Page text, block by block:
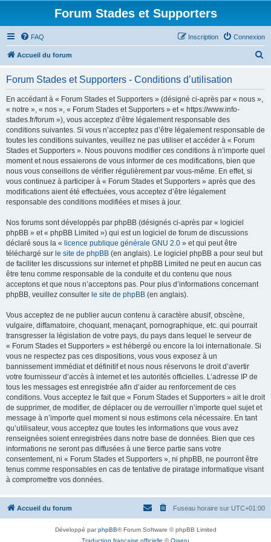
Forum Stades et Supporters
FAQ Connexion
Inscription
Accueil du forum
Forum Stades et Supporters - Conditions d’utilisation
En accédant à « Forum Stades et Supporters » (désigné ci-après par « nous »,
« notre », « nos », « Forum Stades et Supporters » et « https://www.info-
stades.fr/forum »), vous acceptez d’être légalement responsable des
conditions suivantes. Si vous n’acceptez pas d’être légalement responsable de
toutes les conditions suivantes, veuillez ne pas utiliser et accéder à « Forum
Stades et Supporters ». Nous pouvons modifier ces conditions à n’importe quel
moment et nous essaierons de vous informer de ces modifications, bien que
nous vous conseillons de vérifier régulièrement par vous-même. En effet, si
vous continuez à participer à « Forum Stades et Supporters » après que des
modifications aient été effectuées, vous acceptez d’être légalement
responsable des conditions modifiées et mises à jour.
Nos forums sont développés par phpBB (désignés ci-après par « logiciel
phpBB » et « phpBB Limited ») qui est un logiciel de forum de discussions
déclaré sous la « licence publique générale GNU 2.0 » et qui peut être
téléchargé sur le site de phpBB (en anglais). Le logiciel phpBB a pour seul but
de faciliter les discussions sur internet et phpBB Limited ne peut en aucun cas
être tenu comme responsable de la conduite et du contenu que nous
acceptons et que nous n’acceptons pas. Pour plus d’informations concernant
phpBB, veuillez consulter le site de phpBB (en anglais).
Vous acceptez de ne publier aucun contenu à caractère abusif, obscène,
vulgaire, diffamatoire, choquant, menaçant, pornographique, etc. qui pourrait
transgresser la législation de votre pays, du pays dans lequel le serveur de
« Forum Stades et Supporters » est hébergé ou encore la loi internationale. Si
vous ne respectez pas ces dispositions, vous vous exposez à un
bannissement immédiat et définitif et nous nous réservons le droit d’avertir
votre fournisseur d’accès à internet et les autorités officielles. L’adresse IP de
tous les messages est enregistrée afin d’aider au renforcement de ces
conditions. Vous acceptez le fait que « Forum Stades et Supporters » ait le droit
de supprimer, de modifier, de déplacer ou de verrouiller n’importe quel sujet et
message à n’importe quel moment si nous estimons cela nécessaire. En tant
qu’utilisateur, vous acceptez que toutes les informations que vous avez
renseignées soient enregistrées dans notre base de données. Bien que ces
informations ne seront pas diffusées à une tierce partie sans votre
consentement, ni « Forum Stades et Supporters », ni phpBB, ne pourront être
tenus comme responsables en cas de tentative de piratage informatique visant
à compromettre vos données.
Accueil du forum Fuseau horaire sur UTC+01:00
Développé parphpBB® Forum Software © phpBB Limited
Traduction française officielle ©Qiaeru